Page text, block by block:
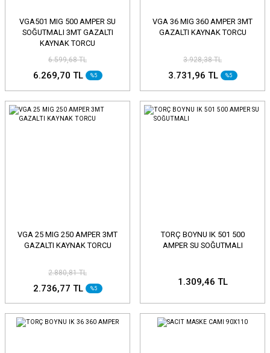
VGA501 MIG 500 AMPER SU
SOĞUTMALI 3MT GAZALTI
KAYNAK TORCU
6.599,68 TL
6.269,70 TL %5
VGA 36 MIG 360 AMPER 3MT
GAZALTI KAYNAK TORCU
3.928,38 TL
3.731,96 TL %5
VGA 25 MIG 250 AMPER 3MT
GAZALTI KAYNAK TORCU
2.880,81 TL
2.736,77 TL %5
TORÇ BOYNU IK 501 500
AMPER SU SOĞUTMALI
1.309,46 TL